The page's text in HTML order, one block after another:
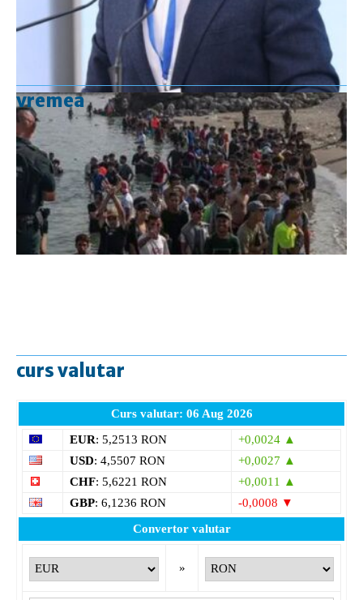
vremea
curs valutar
Curs valutar: 06 Aug 2026
EUR: 5,2513 RON
+0,0024 ▲
USD: 4,5507 RON
+0,0027 ▲
CHF: 5,6221 RON
+0,0011 ▲
GBP: 6,1236 RON
-0,0008 ▼
Convertor valutar
»